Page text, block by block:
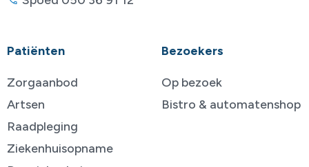
Patiënten
Zorgaanbod
Artsen
Raadpleging
Ziekenhuisopname
Bezoekers
Op bezoek
Bistro & automatenshop